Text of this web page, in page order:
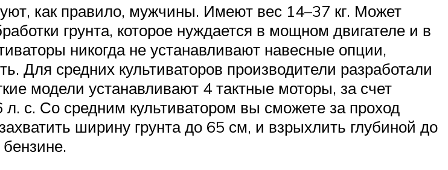
как правило, мужчины. Имеют вес 14–37 кг. Может
грунта, которое нуждается в мощном двигателе и в
никогда не устанавливают навесные опции,
Для средних культиваторов производители разработали
модели устанавливают 4 тактные моторы, за счет
с. Со средним культиватором вы сможете за проход
ширину грунта до 65 см, и взрыхлить глубиной до